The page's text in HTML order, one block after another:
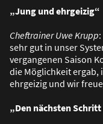
„Jung und ehrgeizig“
Cheftrainer Uwe Krupp
sehr gut in unser
vergangenen Saison
die Möglichkeit ergab,
ehrgeizig und wir
„Den nächsten